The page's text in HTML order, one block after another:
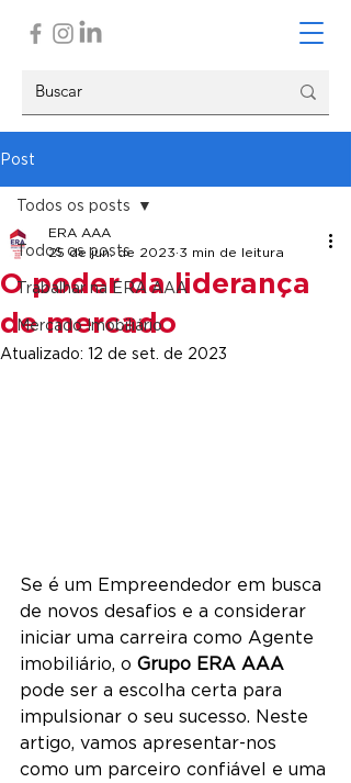
Post
Todos os posts
Trabalhar na ERA AAA
Mercado Imobiliário
Todos os posts
O poder da liderança
de mercado
ERA AAA
25 de jun. de 2023 3 min de leitura
Atualizado: 12 de set. de 2023
Se é um Empreendedor em busca
de novos desafios e a considerar
iniciar uma carreira como Agente
imobiliário, o Grupo ERA AAA
pode ser a escolha certa para
impulsionar o seu sucesso. Neste
artigo, vamos apresentar-nos
como um parceiro confiável e uma